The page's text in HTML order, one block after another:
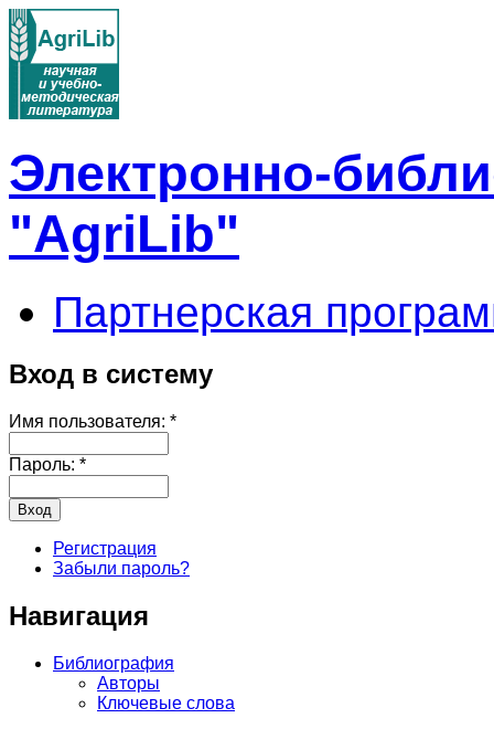
Электронно-
"AgriLib"
Партнерская
Вход в систему
Имя пользователя: *
Пароль: *
Регистрация
Забыли пароль?
Навигация
Библиография
Авторы
Ключевые слова